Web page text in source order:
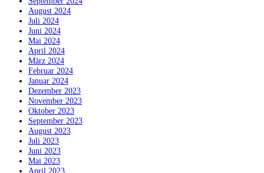
August 2024
Juli 2024
Juni 2024
Mai 2024
April 2024
März 2024
Februar 2024
Januar 2024
Dezember 2023
November 2023
Oktober 2023
September 2023
August 2023
Juli 2023
Juni 2023
Mai 2023
April 2023